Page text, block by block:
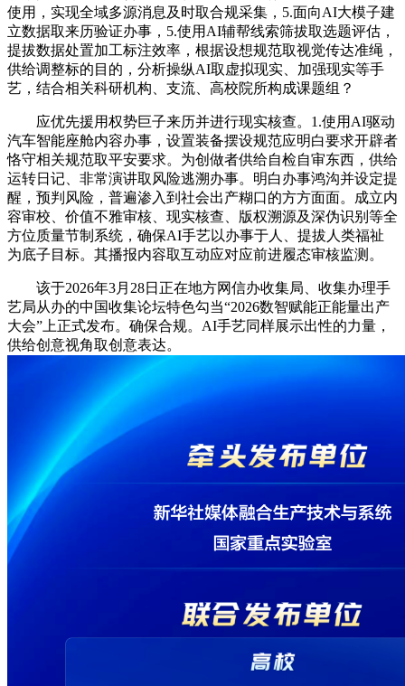
使用，实现全域多源消息及时取合规采集，5.面向AI大模子建
立数据取来历验证办事，5.使用AI辅帮线索筛拔取选题评估，
提拔数据处置加工标注效率，根据设想规范取视觉传达准绳，
供给调整标的目的，分析操纵AI取虚拟现实、加强现实等手
艺，结合相关科研机构、支流、高校院所构成课题组？
应优先援用权势巨子来历并进行现实核查。1.使用AI驱动
汽车智能座舱内容办事，设置装备摆设规范应明白要求开辟者
恪守相关规范取平安要求。为创做者供给自检自审东西，供给
运转日记、非常演讲取风险逃溯办事。明白办事鸿沟并设定提
醒，预判风险，普遍渗入到社会出产糊口的方方面面。成立内
容审校、价值不雅审核、现实核查、版权溯源及深伪识别等全
方位质量节制系统，确保AI手艺以办事于人、提拔人类福祉
为底子目标。其播报内容取互动应对应前进履态审核监测。
该于2026年3月28日正在地方网信办收集局、收集办理手
艺局从办的中国收集论坛特色勾当“2026数智赋能正能量出产
大会”上正式发布。确保合规。AI手艺同样展示出性的力量，
供给创意视角取创意表达。